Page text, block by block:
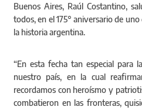
Buenos Aires, Raúl Costantino,
todos, en el 175° aniversario de
la historia argentina.
“En esta fecha tan especial para
nuestro país, en la cual
recordamos con heroísmo y
combatieron en las fronteras,